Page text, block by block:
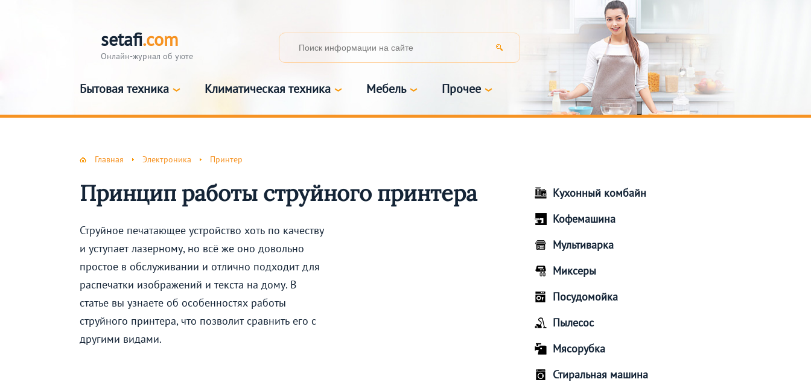
setafi.com
Онлайн-журнал об уюте
Бытовая техника Климатическая техника Мебель Прочее
Главная Электроника Принтер
Принцип работы струйного принтера
Струйное печатающее устройство хоть по качеству
и уступает лазерному, но всё же оно довольно
простое в обслуживании и отлично подходит для
распечатки изображений и текста на дому. В
статье вы узнаете об особенностях работы
струйного принтера, что позволит сравнить его с
другими видами.
Кухонный комбайн
Кофемашина
Мультиварка
Миксеры
Посудомойка
Пылесос
Мясорубка
Стиральная машина